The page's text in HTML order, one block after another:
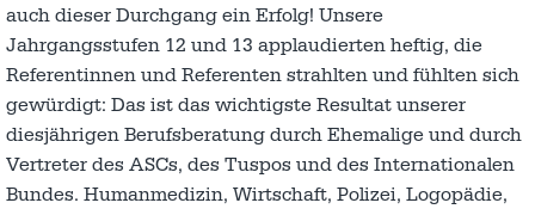
auch dieser Durchgang ein Erfolg! Unsere
Jahrgangsstufen 12 und 13 applaudierten heftig, die
Referentinnen und Referenten strahlten und fühlten sich
gewürdigt: Das ist das wichtigste Resultat unserer
diesjährigen Berufsberatung durch Ehemalige und durch
Vertreter des ASCs, des Tuspos und des Internationalen
Bundes. Humanmedizin, Wirtschaft, Polizei, Logopädie,